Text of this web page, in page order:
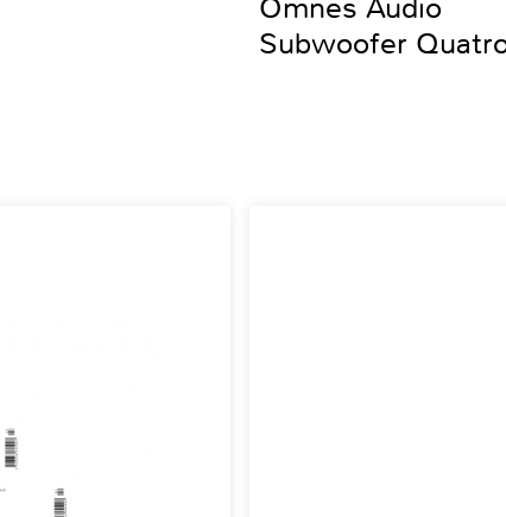
Omnes Audio
Subwoofer